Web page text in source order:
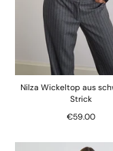
Nilza Wickeltop aus
Strick
€59.00